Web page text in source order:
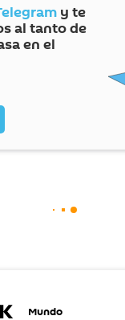
y te
al tanto de
en el
Mundo